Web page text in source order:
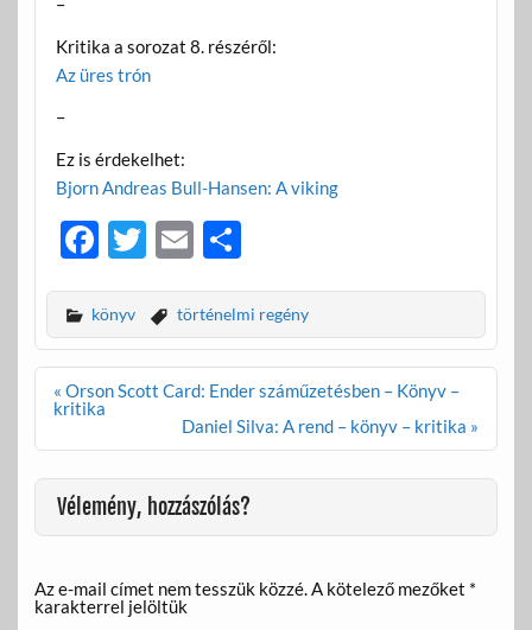
Kritika a sorozat 8. részéről:
Az üres trón
–
Ez is érdekelhet:
Bjorn Andreas Bull-Hansen: A viking
F
e
b
o
o
k
T
itt
er
E
ail
O
za
m
e
g
könyv történelmi regény
Bejegyzés
navigáció
« Orson Scott Card: Ender száműzetésben – Könyv –
kritika
Daniel Silva: A rend – könyv – kritika »
Vélemény, hozzászólás?
Az e-mail címet nem tesszük közzé.A kötelező mezőket *
karakterrel jelöltük